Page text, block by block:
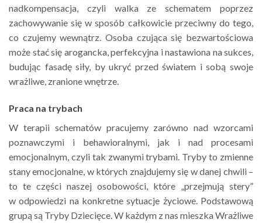
nadkompensacja, czyli walka ze schematem poprzez
zachowywanie się w sposób całkowicie przeciwny do tego,
co czujemy wewnątrz. Osoba czująca się bezwartościowa
może stać się arogancka, perfekcyjna i nastawiona na sukces,
budując fasadę siły, by ukryć przed światem i sobą swoje
wrażliwe, zranione wnętrze.
Praca na trybach
W terapii schematów pracujemy zarówno nad wzorcami
poznawczymi i behawioralnymi, jak i nad procesami
emocjonalnym, czyli tak zwanymi trybami. Tryby to zmienne
stany emocjonalne, w których znajdujemy się w danej chwili –
to te części naszej osobowości, które „przejmują stery”
w odpowiedzi na konkretne sytuacje życiowe. Podstawową
grupą są Tryby Dziecięce. W każdym z nas mieszka Wrażliwe